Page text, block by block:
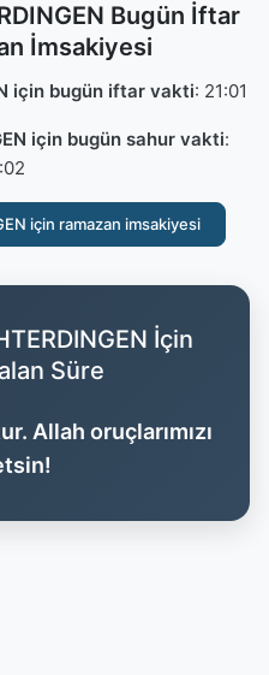
Bugün İftar
İmsakiyesi
için bugün iftar vakti: 21:01
için bugün sahur vakti:
için ramazan imsakiyesi
İçin
Süre
Allah oruçlarımızı